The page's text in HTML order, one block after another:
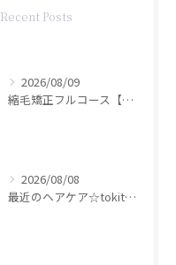
Recent Posts
2026/08/09
縮毛矯正フルコース【銀座・美容室WISTERIA】
2026/08/08
最近のヘアケア☆tokita【銀座・美容室WISTERIA】